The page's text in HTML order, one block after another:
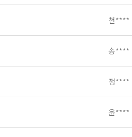
천****
송****
정****
윤****